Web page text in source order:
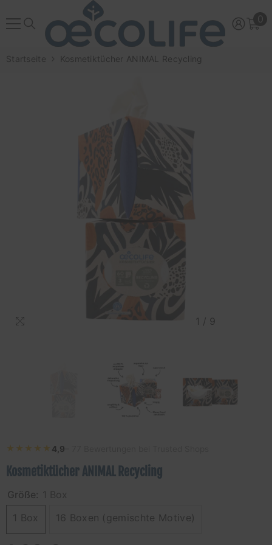
00
Startseite Kosmetiktücher ANIMAL Recycling
1 / 9
★★★★★
★★★★★ 4,9
Kosmetiktücher ANIMAL Recycling
Größe:
1 Box
16 Boxen (gemischte Motive)